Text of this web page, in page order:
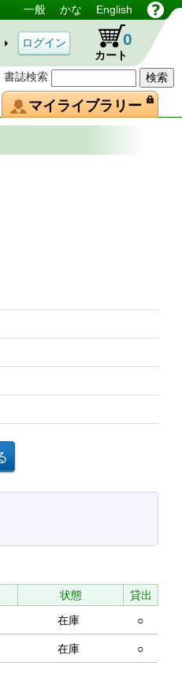
書誌検索
一般 かな English
カート
0
マイライブラリー
状態
貸出
在庫 ○
在庫 ○